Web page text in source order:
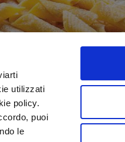
utilizzati
policy.
puoi
le